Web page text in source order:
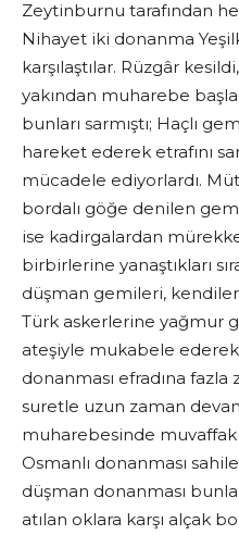
Zeytinburnu tarafından
Nihayet iki donanma
karşılaştılar. Rüzgâr
yakından muharebe
bunları sarmıştı; Haçlı
hareket ederek etrafını
mücadele ediyorlardı.
bordalı göğe denilen
ise kadirgalardan
birbirlerine yanaştıkları
düşman gemileri,
Türk askerlerine yağmur
ateşiyle mukabele ederek
donanması efradına
suretle uzun zaman
muharebesinde muvaffak
Osmanlı donanması
düşman donanması
atılan oklara karşı alçak